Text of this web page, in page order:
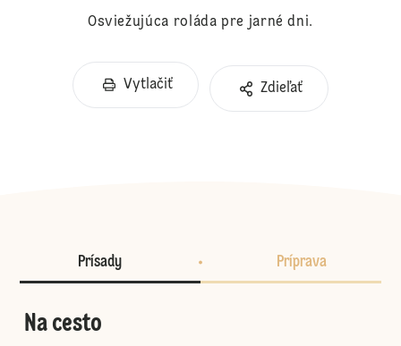
Osviežujúca roláda pre jarné dni.
Vytlačiť Zdieľať
Prísady Príprava
Na cesto